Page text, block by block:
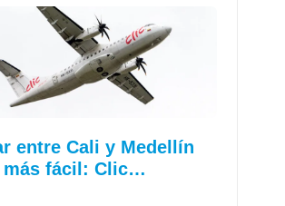
entre Cali y Medellín
más fácil: Clic…